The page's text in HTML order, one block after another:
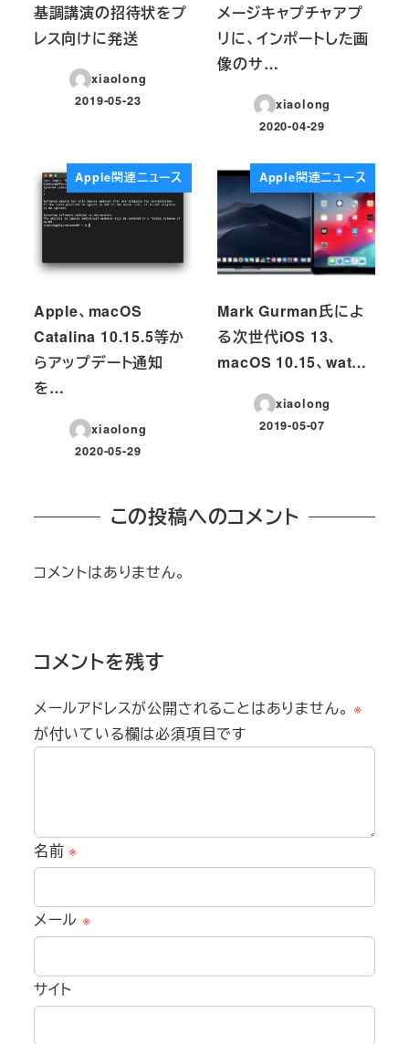
基調講演の招待状をプ
レス向けに発送
xiaolong
投稿日
2019-05-23
メージキャプチャアプ
リに、インポートした画
像のサ…
xiaolong
投稿日
2020-04-29
Apple関連ニュース
Apple、macOS
Catalina 10.15.5等か
らアップデート通知
を…
xiaolong
投稿日
2020-05-29
Apple関連ニュース
Mark Gurman氏によ
る次世代iOS 13、
macOS 10.15、wat…
xiaolong
投稿日
2019-05-07
この投稿へのコメント
コメントはありません。
コメントを残す
メールアドレスが公開されることはありません。 ※
が付いている欄は必須項目です
名前※
メール ※
サイト